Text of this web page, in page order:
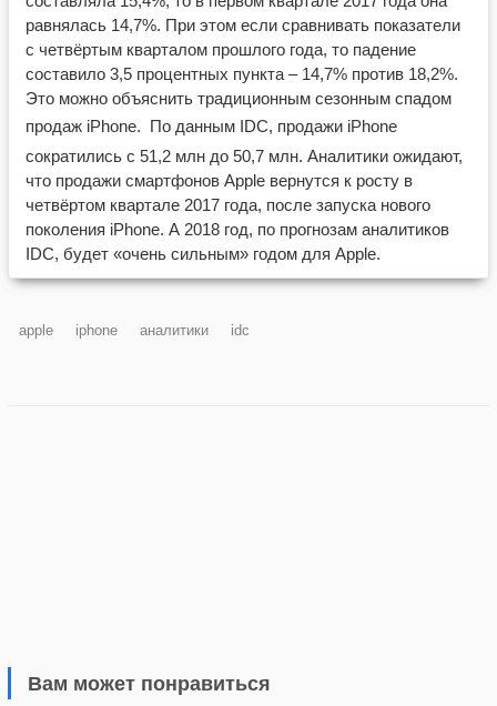
равнялась 14,7%. При этом если сравнивать показатели
с четвёртым кварталом прошлого года, то падение
составило 3,5 процентных пункта – 14,7% против 18,2%.
Это можно объяснить традиционным сезонным спадом
продаж iPhone. По данным IDC, продажи iPhone
сократились с 51,2 млн до 50,7 млн. Аналитики ожидают,
что продажи смартфонов Apple вернутся к росту в
четвёртом квартале 2017 года, после запуска нового
поколения iPhone. А 2018 год, по прогнозам аналитиков
IDC, будет «очень сильным» годом для Apple.
apple iphone аналитики idc
Вам может понравиться